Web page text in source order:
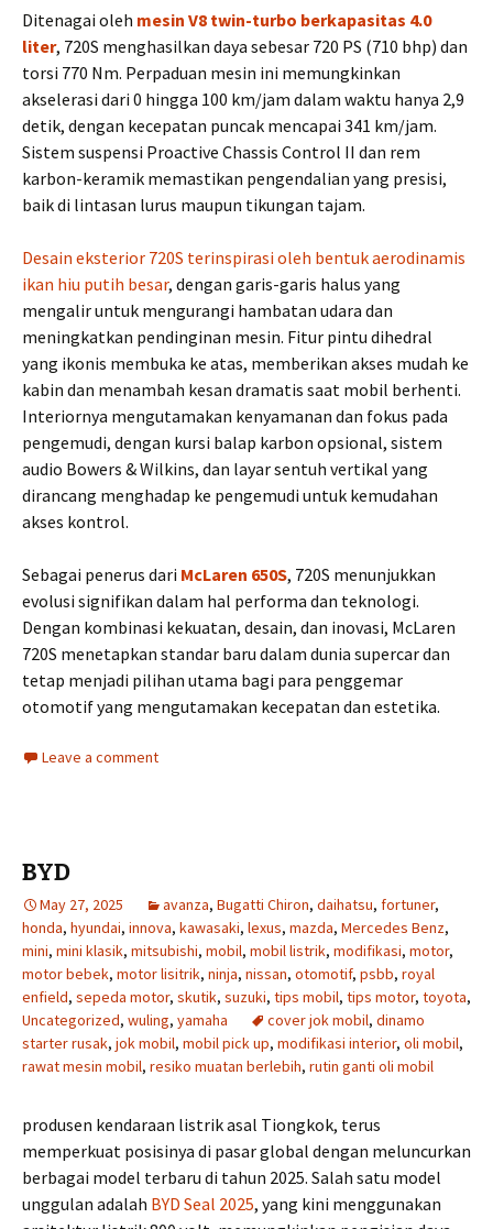
Ditenagai oleh mesin V8 twin-turbo berkapasitas 4.0
liter, 720S menghasilkan daya sebesar 720 PS (710 bhp) dan
torsi 770 Nm. Perpaduan mesin ini memungkinkan
akselerasi dari 0 hingga 100 km/jam dalam waktu hanya 2,9
detik, dengan kecepatan puncak mencapai 341 km/jam.
Sistem suspensi Proactive Chassis Control II dan rem
karbon-keramik memastikan pengendalian yang presisi,
baik di lintasan lurus maupun tikungan tajam.
Desain eksterior 720S terinspirasi oleh bentuk aerodinamis
ikan hiu putih besar, dengan garis-garis halus yang
mengalir untuk mengurangi hambatan udara dan
meningkatkan pendinginan mesin. Fitur pintu dihedral
yang ikonis membuka ke atas, memberikan akses mudah ke
kabin dan menambah kesan dramatis saat mobil berhenti.
Interiornya mengutamakan kenyamanan dan fokus pada
pengemudi, dengan kursi balap karbon opsional, sistem
audio Bowers & Wilkins, dan layar sentuh vertikal yang
dirancang menghadap ke pengemudi untuk kemudahan
akses kontrol.
Sebagai penerus dari McLaren 650S, 720S menunjukkan
evolusi signifikan dalam hal performa dan teknologi.
Dengan kombinasi kekuatan, desain, dan inovasi, McLaren
720S menetapkan standar baru dalam dunia supercar dan
tetap menjadi pilihan utama bagi para penggemar
otomotif yang mengutamakan kecepatan dan estetika.
Leave a comment
BYD
May 27, 2025 avanza, Bugatti Chiron, daihatsu, fortuner,
honda, hyundai, innova, kawasaki, lexus, mazda, Mercedes Benz,
mini, mini klasik, mitsubishi, mobil, mobil listrik, modifikasi, motor,
motor bebek, motor lisitrik, ninja, nissan, otomotif, psbb, royal
enfield, sepeda motor, skutik, suzuki, tips mobil, tips motor, toyota,
Uncategorized, wuling, yamaha cover jok mobil, dinamo
starter rusak, jok mobil, mobil pick up, modifikasi interior, oli mobil,
rawat mesin mobil, resiko muatan berlebih, rutin ganti oli mobil
produsen kendaraan listrik asal Tiongkok, terus
memperkuat posisinya di pasar global dengan meluncurkan
berbagai model terbaru di tahun 2025. Salah satu model
unggulan adalah BYD Seal 2025, yang kini menggunakan